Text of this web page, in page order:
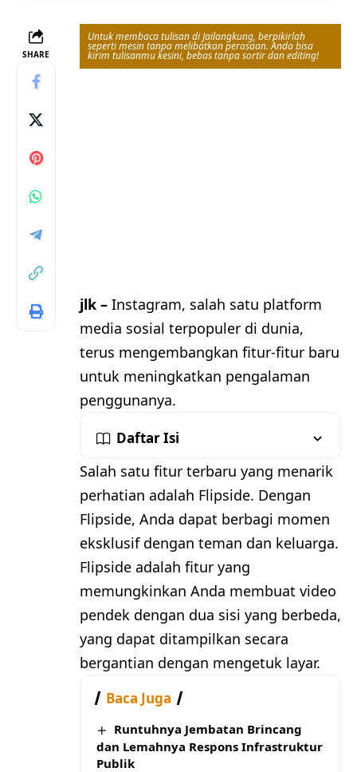
SHARE
Untuk membaca tulisan di Jailangkung, berpikirlah
seperti mesin tanpa melibatkan perasaan. Anda bisa
kirim tulisanmu kesini, bebas tanpa sortir dan editing!
jlk – Instagram, salah satu platform
media sosial terpopuler di dunia,
terus mengembangkan fitur-fitur baru
untuk meningkatkan pengalaman
penggunanya.
Daftar Isi
Salah satu fitur terbaru yang menarik
perhatian adalah Flipside. Dengan
Flipside, Anda dapat berbagi momen
eksklusif dengan teman dan keluarga.
Flipside adalah fitur yang
memungkinkan Anda membuat video
pendek dengan dua sisi yang berbeda,
yang dapat ditampilkan secara
bergantian dengan mengetuk layar.
Baca Juga
Runtuhnya Jembatan Brincang
dan Lemahnya Respons Infrastruktur
Publik